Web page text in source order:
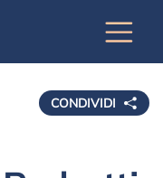
CONDIVIDI